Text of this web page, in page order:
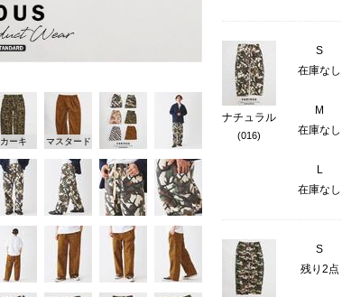
カーキ マスタード
ナチュラル
(016)
S
在庫なし
M
在庫なし
L
在庫なし
S
残り2点